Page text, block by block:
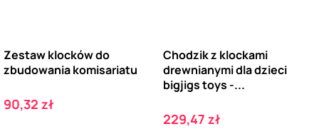
Zestaw klocków do
zbudowania komisariatu
Cena
90,32 zł
Chodzik z klockami
drewnianymi dla dzieci
bigjigs toys -...
Cena
229,47 zł